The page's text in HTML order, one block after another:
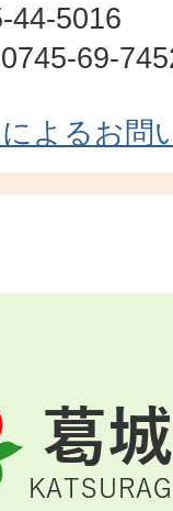
44-5016
69-
よるお問